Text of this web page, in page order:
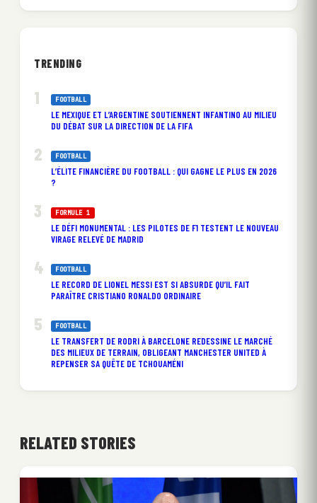
TRENDING
FOOTBALL
LE MEXIQUE ET L’ARGENTINE SOUTIENNENT INFANTINO AU MILIEU
DU DÉBAT SUR LA DIRECTION DE LA FIFA
FOOTBALL
L’ÉLITE FINANCIÈRE DU FOOTBALL : QUI GAGNE LE PLUS EN 2026
?
FORMULE 1
LE DÉFI MONUMENTAL : LES PILOTES DE F1 TESTENT LE NOUVEAU
VIRAGE RELEVÉ DE MADRID
FOOTBALL
LE RECORD DE LIONEL MESSI EST SI ABSURDE QU’IL FAIT
PARAÎTRE CRISTIANO RONALDO ORDINAIRE
FOOTBALL
LE TRANSFERT DE RODRI À BARCELONE REDESSINE LE MARCHÉ
DES MILIEUX DE TERRAIN, OBLIGEANT MANCHESTER UNITED À
REPENSER SA QUÊTE DE TCHOUAMÉNI
RELATED STORIES